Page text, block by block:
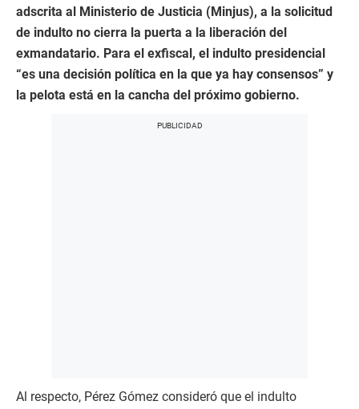
adscrita al Ministerio de Justicia (Minjus), a la solicitud
de indulto no cierra la puerta a la liberación del
exmandatario. Para el exfiscal, el indulto presidencial
“es una decisión política en la que ya hay consensos” y
la pelota está en la cancha del próximo gobierno.
Al respecto, Pérez Gómez consideró que el indulto